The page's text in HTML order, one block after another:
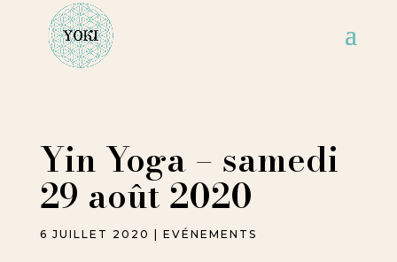
Yin Yoga – samedi
29 août 2020
6 JUILLET 2020 EVÉNEMENTS